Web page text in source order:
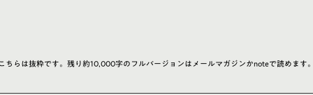
ちらは抜粋です。残り約10,000字のフルバージョンはメールマガジンかnoteで読めます